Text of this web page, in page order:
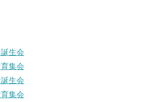
誕生会
育集会
誕生会
育集会